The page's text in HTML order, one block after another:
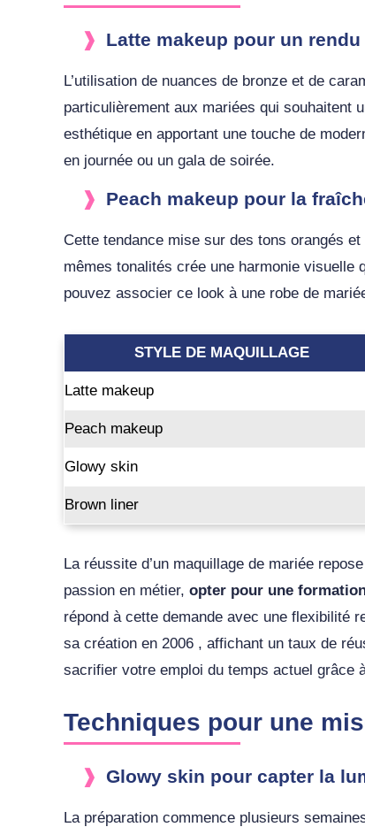
Latte makeup pour un
L’utilisation de nuances de bronze et de
particulièrement aux mariées qui souhaitent
esthétique en apportant une touche de
en journée ou un gala de soirée.
Peach makeup pour la
Cette tendance mise sur des tons orangés
mêmes tonalités crée une harmonie visuelle
pouvez associer ce look à une robe de
STYLE DE MAQUILLAGE
Latte makeup
Peach makeup
Glowy skin
Brown liner
La réussite d’un maquillage de mariée
passion en métier, opter pour une
répond à cette demande avec une flexibilité
sa création en 2006 , affichant un taux de
sacrifier votre emploi du temps actuel grâce
Techniques pour une
Glowy skin pour capter la
La préparation commence plusieurs